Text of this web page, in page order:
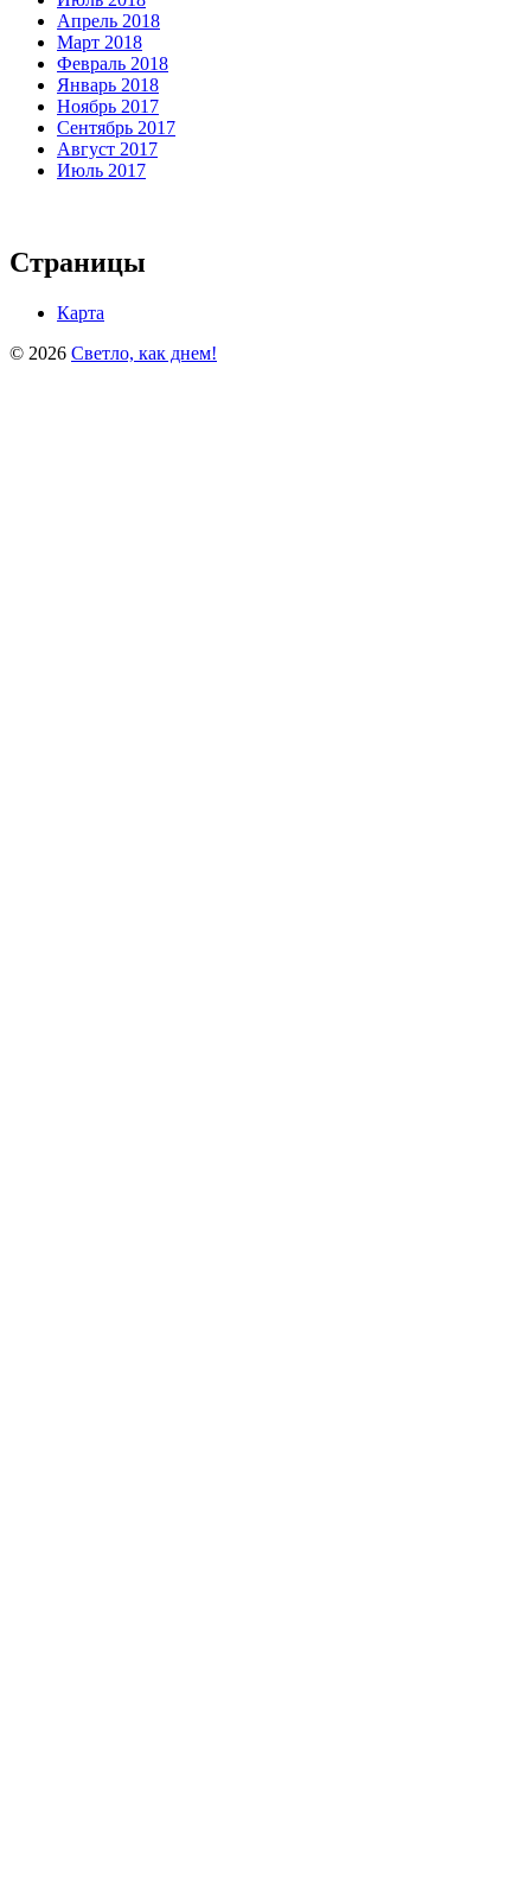
Апрель 2018
Март 2018
Февраль 2018
Январь 2018
Ноябрь 2017
Сентябрь 2017
Август 2017
Июль 2017
Страницы
Карта
© 2026 Светло, как днем!